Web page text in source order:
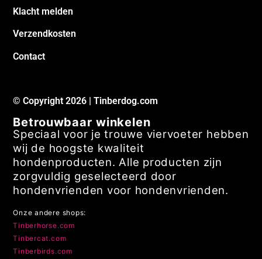
Klacht melden
Verzendkosten
Contact
© Copyright 2026 | Tinberdog.com
Betrouwbaar winkelen
Speciaal voor je trouwe viervoeter hebben
wij de hoogste kwaliteit
hondenproducten. Alle producten zijn
zorgvuldig geselecteerd door
hondenvrienden voor hondenvrienden.
Onze andere shops:
Tinberhorse.com
Tinbercat.com
Tinberbirds.com